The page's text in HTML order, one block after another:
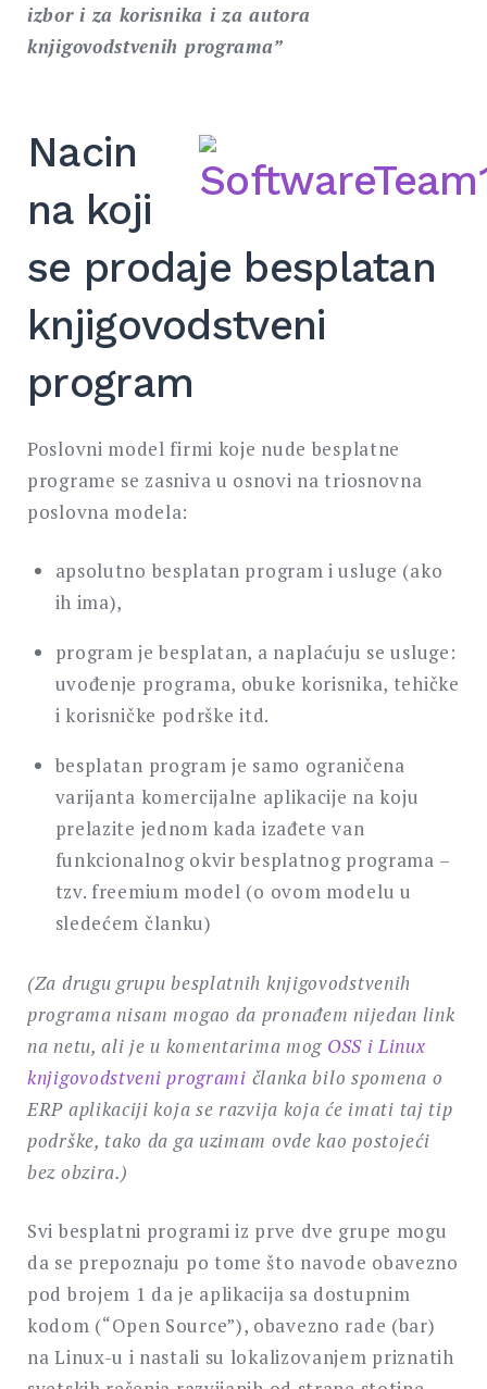
izbor i za korisnika i za autora
knjigovodstvenih programa”
Nacin
na koji
se prodaje besplatan
knjigovodstveni
program
Poslovni model firmi koje nude besplatne
programe se zasniva u osnovi na triosnovna
poslovna modela:
apsolutno besplatan program i usluge (ako
ih ima),
program je besplatan, a naplaćuju se usluge:
uvođenje programa, obuke korisnika, tehičke
i korisničke podrške itd.
besplatan program je samo ograničena
varijanta komercijalne aplikacije na koju
prelazite jednom kada izađete van
funkcionalnog okvir besplatnog programa –
tzv. freemium model (o ovom modelu u
sledećem članku)
(Za drugu grupu besplatnih knjigovodstvenih
programa nisam mogao da pronađem nijedan link
na netu, ali je u komentarima mog OSS i Linux
knjigovodstveni programi članka bilo spomena o
ERP aplikaciji koja se razvija koja će imati taj tip
podrške, tako da ga uzimam ovde kao postojeći
bez obzira.)
Svi besplatni programi iz prve dve grupe mogu
da se prepoznaju po tome što navode obavezno
pod brojem 1 da je aplikacija sa dostupnim
kodom (“Open Source”), obavezno rade (bar)
na Linux-u i nastali su lokalizovanjem priznatih